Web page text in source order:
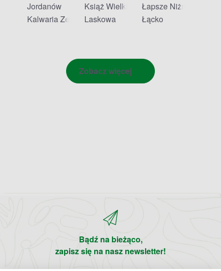
Jordanów
Kalwaria Zebrzydowska
Książ Wielki
Laskowa
Łapsze Niżne
Łącko
Zobacz więcej
Bądź na bieżąco,
zapisz się na nasz newsletter!